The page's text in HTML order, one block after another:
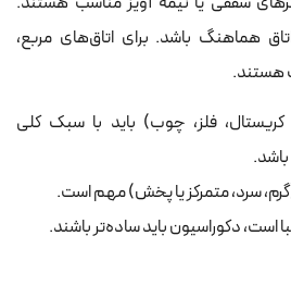
هماهنگ باشد. برای اتاق‌های مربع،
هستند.
فلز، چوب) باید با سبک کلی
سرد، متمرکز یا پخش) مهم است.
است، دکوراسیون باید ساده‌تر باشند.